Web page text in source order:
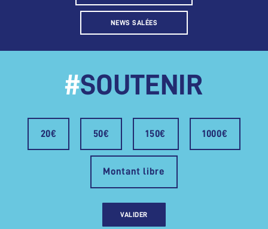
NEWS SALÉES
#SOUTENIR
20€ 50€ 150€ 1000€
Montant libre
VALIDER